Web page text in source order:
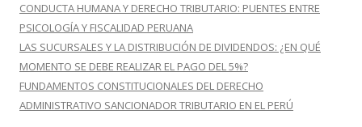
CONDUCTA HUMANA Y DERECHO TRIBUTARIO: PUENTES ENTRE
PSICOLOGÍA Y FISCALIDAD PERUANA
LAS SUCURSALES Y LA DISTRIBUCIÓN DE DIVIDENDOS: ¿EN QUÉ
MOMENTO SE DEBE REALIZAR EL PAGO DEL 5%?
FUNDAMENTOS CONSTITUCIONALES DEL DERECHO
ADMINISTRATIVO SANCIONADOR TRIBUTARIO EN EL PERÚ